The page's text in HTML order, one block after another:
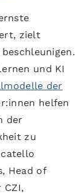
zielt
und KI
der
helfen
der
zu
Head of
CZI,